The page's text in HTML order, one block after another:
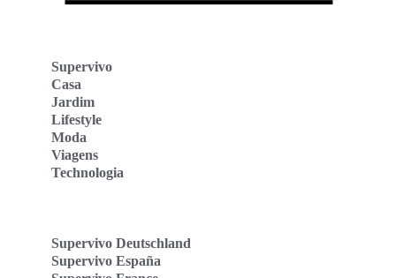
Supervivo
Casa
Jardim
Lifestyle
Moda
Viagens
Technologia
Supervivo Deutschland
Supervivo España